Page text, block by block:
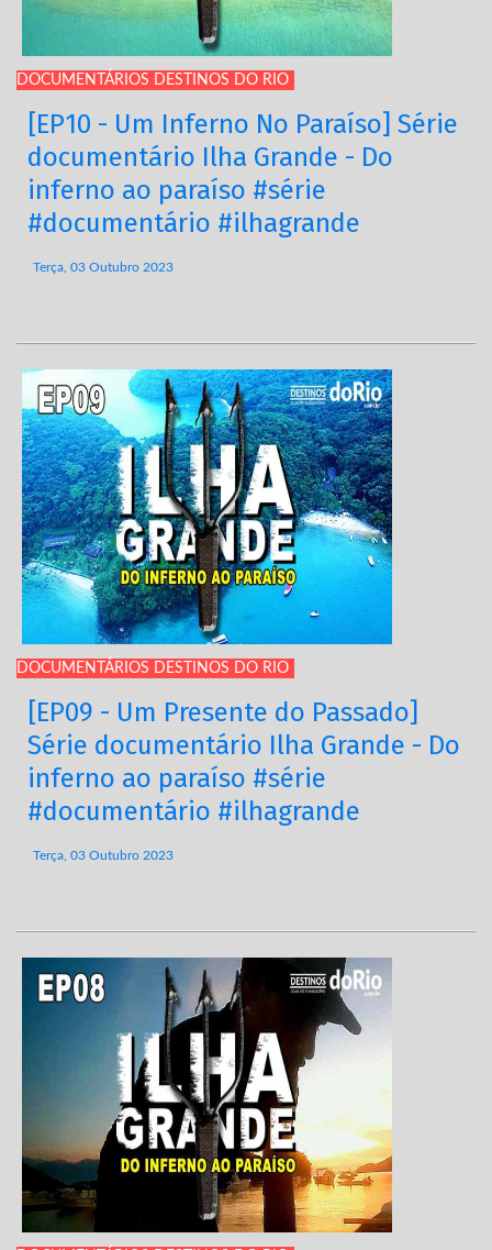
DOCUMENTÁRIOS DESTINOS DO RIO
[EP10 - Um Inferno No Paraíso] Série
documentário Ilha Grande - Do
inferno ao paraíso #série
#documentário #ilhagrande
Terça, 03 Outubro 2023
DOCUMENTÁRIOS DESTINOS DO RIO
[EP09 - Um Presente do Passado]
Série documentário Ilha Grande - Do
inferno ao paraíso #série
#documentário #ilhagrande
Terça, 03 Outubro 2023